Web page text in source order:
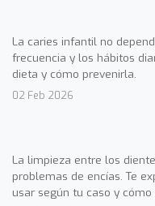
La caries infantil no
frecuencia y los hábitos
dieta y cómo prevenirla.
02 Feb 2026
La limpieza entre los
problemas de encías. Te
usar según tu caso y cómo